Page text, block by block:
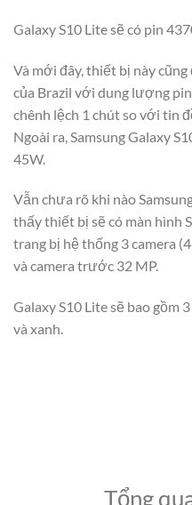
Galaxy S10 Lite sẽ có pin
Và mới đây, thiết bị này
của Brazil với dung lượng
chênh lệch 1 chút so với tin
Ngoài ra, Samsung Galaxy
45W.
Vẫn chưa rõ khi nào
thấy thiết bị sẽ có màn hình
trang bị hệ thống 3 camera
và camera trước 32 MP.
Galaxy S10 Lite sẽ bao gồm
và xanh.
Tổng